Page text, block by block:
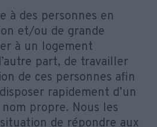
à des personnes en
et/ou de grande
à un logement
part, de travailler
de ces personnes afin
rapidement d’un
propre. Nous les
de répondre aux